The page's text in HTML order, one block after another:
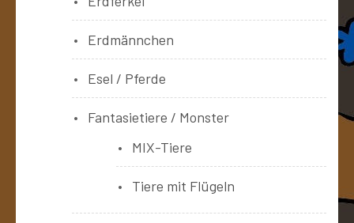
Erdmännchen
Esel / Pferde
Fantasietiere / Monster
MIX-Tiere
Tiere mit Flügeln